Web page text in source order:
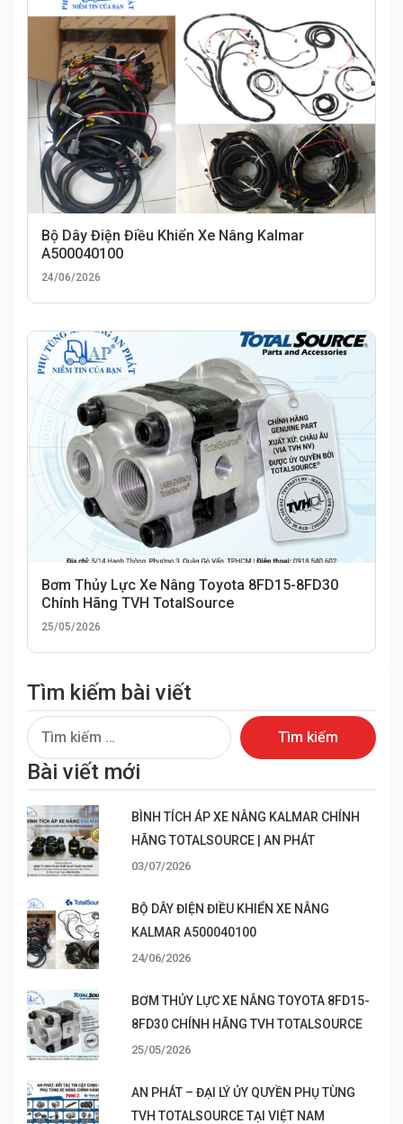
Bộ Dây Điện Điều Khiển Xe Nâng Kalmar
A500040100
24/06/2026
Bơm Thủy Lực Xe Nâng Toyota 8FD15-8FD30
Chính Hãng TVH TotalSource
25/05/2026
Tìm kiếm bài viết
Tìm
kiếm
cho:
Bài viết mới
BÌNH TÍCH ÁP XE NÂNG KALMAR CHÍNH
HÃNG TOTALSOURCE | AN PHÁT
03/07/2026
BỘ DÂY ĐIỆN ĐIỀU KHIỂN XE NÂNG
KALMAR A500040100
24/06/2026
BƠM THỦY LỰC XE NÂNG TOYOTA 8FD15-
8FD30 CHÍNH HÃNG TVH TOTALSOURCE
25/05/2026
AN PHÁT – ĐẠI LÝ ỦY QUYỀN PHỤ TÙNG
TVH TOTALSOURCE TẠI VIỆT NAM